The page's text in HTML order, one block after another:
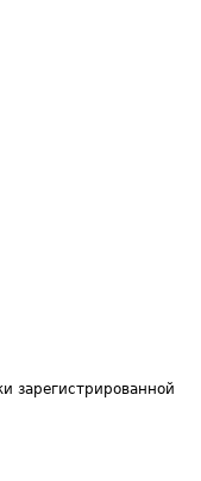
зарегистрированной